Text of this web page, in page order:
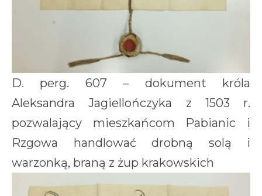
D. perg. 607 – dokument króla
Aleksandra Jagiellończyka z 1503 r.
pozwalający mieszkańcom Pabianic i
Rzgowa handlować drobną solą i
warzonką, braną z żup krakowskich